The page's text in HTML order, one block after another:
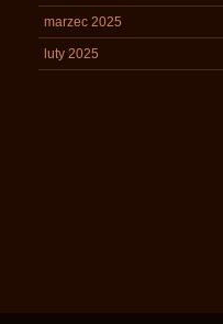
marzec 2025
luty 2025